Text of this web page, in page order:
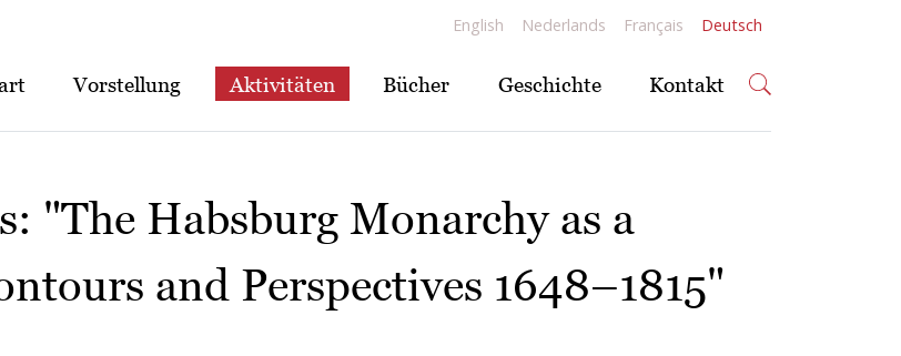
English Nederlands Français Deutsch
Vorstellung Aktivitäten Bücher Geschichte Kontakt
"The Habsburg Monarchy as a
and Perspectives 1648–1815"